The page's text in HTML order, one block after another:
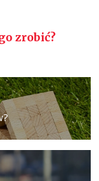
zrobić?